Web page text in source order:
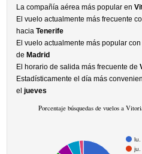
La compañía aérea más popular en
El vuelo actualmente más frecuente
haciaTenerife
El vuelo actualmente más popular
de Madrid
El horario de salida más frecuente de
Estadísticamente el día más
eljueves
Porcentaje búsquedas de vuelos a
lu.
ju.